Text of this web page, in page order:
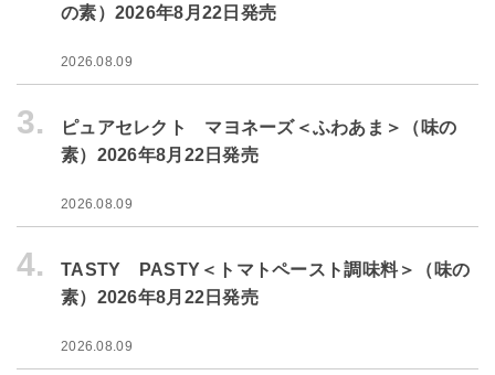
の素）2026年8月22日発売
2026.08.09
3.
ピュアセレクト マヨネーズ＜ふわあま＞（味の
素）2026年8月22日発売
2026.08.09
4.
TASTY PASTY＜トマトペースト調味料＞（味の
素）2026年8月22日発売
2026.08.09